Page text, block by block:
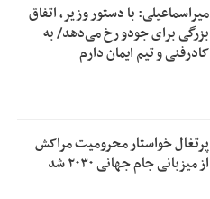
میراسماعیلی: با دستور وزیر، اتفاق
بزرگی برای جودو رخ می‌دهد/ به
کادرفنی و تیم ایمان دارم
پرتغال خواستار محرومیت مراکش
از میزبانی جام جهانی ۲۰۳۰ شد